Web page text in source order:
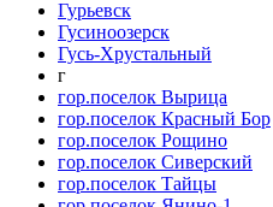
Гурьевск
Гусиноозерск
Гусь-Хрустальный
г
гор.поселок Вырица
гор.поселок Красный Бор
гор.поселок Рощино
гор.поселок Сиверский
гор.поселок Тайцы